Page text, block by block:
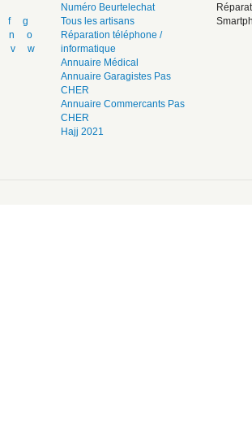
f
g
n
o
v
w
Numéro Beurtelechat
Tous les artisans
Réparation téléphone /
informatique
Annuaire Médical
Annuaire Garagistes Pas
CHER
Annuaire Commercants Pas
CHER
Hajj 2021